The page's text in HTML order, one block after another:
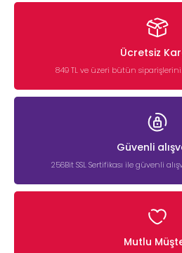
Ücretsiz
849 TL ve üzeri bütün
Güvenli
256Bit SSL Sertifikası ile güvenli
Mutlu